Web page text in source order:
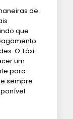
de
que
O Táxi
um
para
sempre